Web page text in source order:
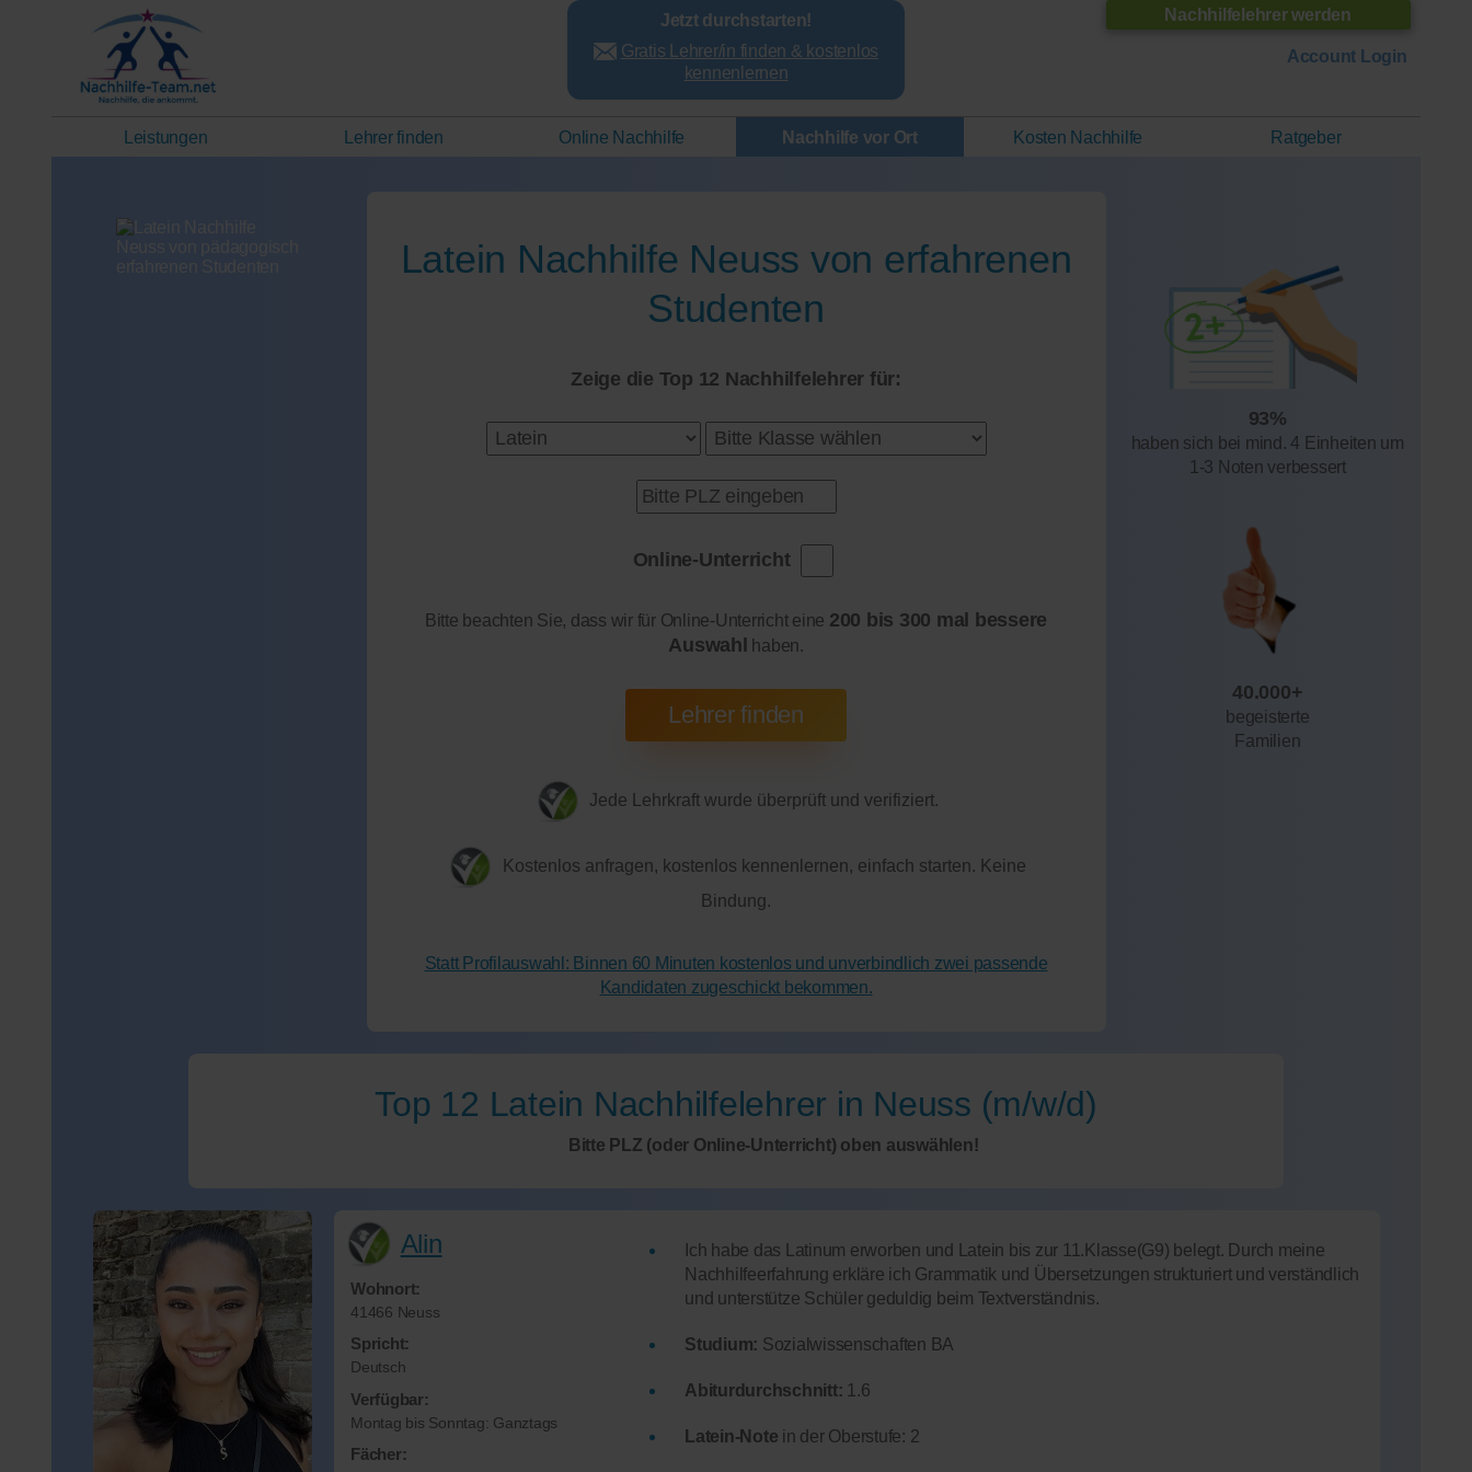
Nachhilfelehrer werden
Account Login
Jetzt durchstarten!
Gratis Lehrer/in finden & kostenlos
kennenlernen
Leistungen Lehrer finden Online Nachhilfe Nachhilfe vor Ort Kosten Nachhilfe Ratgeber
93%
haben sich bei mind. 4 Einheiten um
1-3 Noten verbessert
40.000+
begeisterte
Familien
Latein Nachhilfe Neuss von erfahrenen
Studenten
Zeige die Top 12 Nachhilfelehrer für:
Online-Unterricht
Bitte beachten Sie, dass wir für Online-Unterricht eine 200 bis 300 mal bessere
Auswahl
haben.
Jede Lehrkraft wurde überprüft und verifiziert.
Kostenlos anfragen, kostenlos kennenlernen, einfach starten. Keine
Bindung.
Statt Profilauswahl: Binnen 60 Minuten kostenlos und unverbindlich zwei passende
Kandidaten zugeschickt bekommen.
Top 12 Latein Nachhilfelehrer in Neuss (m/w/d)
Bitte PLZ (oder Online-Unterricht) oben auswählen!
Ich habe das Latinum erworben und Latein bis zur 11.Klasse(G9) belegt. Durch meine
Nachhilfeerfahrung erkläre ich Grammatik und Übersetzungen strukturiert und verständlich
und unterstütze Schüler geduldig beim Textverständnis.
Studium: Sozialwissenschaften BA
Abiturdurchschnitt: 1.6
Latein-Note in der Oberstufe: 2
Alin
Wohnort:
41466 Neuss
Spricht:
Deutsch
Verfügbar:
Montag bis Sonntag: Ganztags
Fächer: